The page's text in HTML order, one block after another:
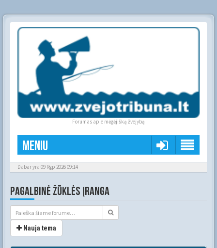
Forumas apie mėgėjišką žvejybą
Meniu
Dabar yra 09 Rgp 2026 09:14
PAGALBINĖ ŽŪKLĖS ĮRANGA
Nauja tema